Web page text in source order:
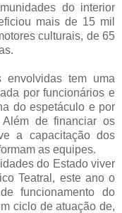
do interior
mais de 15 mil
culturais, de 65
envolvidas tem uma
por funcionários e
do espetáculo e por
de financiar os
a capacitação dos
as equipes.
do Estado viver
Teatral, este ano o
funcionamento do
ciclo de atuação de,